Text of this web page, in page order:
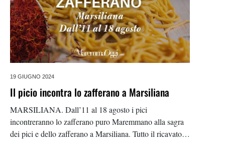
19 GIUGNO 2024
Il picio incontra lo zafferano a Marsiliana
MARSILIANA. Dall’11 al 18 agosto i pici
incontreranno lo zafferano puro Maremmano alla sagra
dei pici e dello zafferano a Marsiliana. Tutto il ricavato